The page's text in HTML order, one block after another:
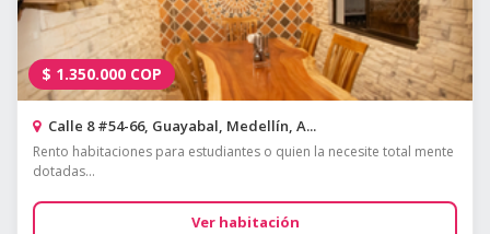
$ 1.350.000 COP
Calle 8 #54-66, Guayabal, Medellín, A...
Rento habitaciones para estudiantes o quien la necesite total mente
dotadas...
Ver habitación